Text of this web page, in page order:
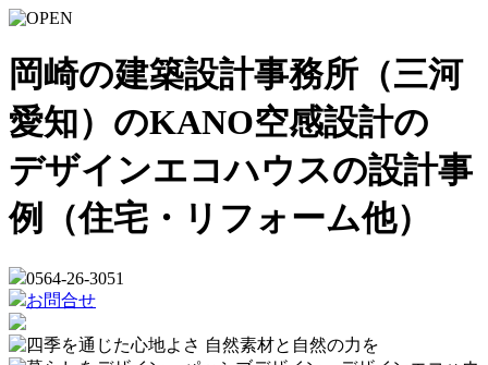
岡崎の建築設計事務所（三河
愛知）のKANO空感設計の
デザインエコハウスの設計事
例（住宅・リフォーム他）
0564-26-3051
お問合せ